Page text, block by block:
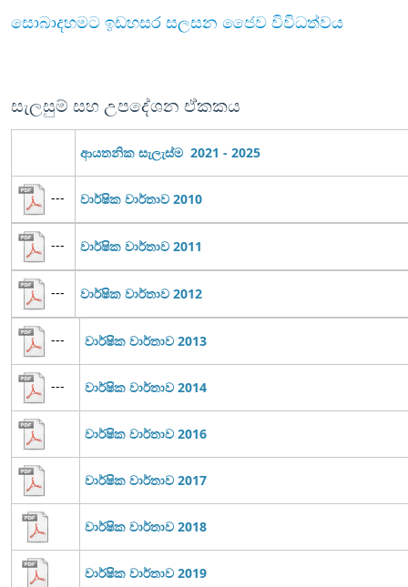
සොබාදහමට ඉඩහසර සලසන ජෛව විවිධත්වය
සැලසුම් සහ උපදේශන ඒකකය
ආයතනික සැලැස්ම 2021 - 2025
--- වාර්ෂික වාර්තාව 2010
--- වාර්ෂික වාර්තාව 2011
--- වාර්ෂික වාර්තාව 2012
--- වාර්ෂික වාර්තාව 2013
--- වාර්ෂික වාර්තාව 2014
වාර්ෂික වාර්තාව 2016
වාර්ෂික වාර්තාව 2017
වාර්ෂික වාර්තාව 2018
වාර්ෂික වාර්තාව 2019